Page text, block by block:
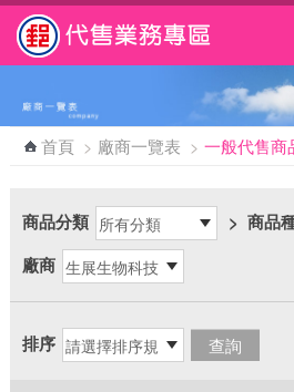
跳到主要內容區塊
首頁 > 廠商一覽表 > 一般代售商
商品分類 > 商品
廠商
排序